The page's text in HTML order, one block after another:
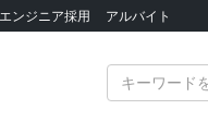
エンジニア採用 アルバイト